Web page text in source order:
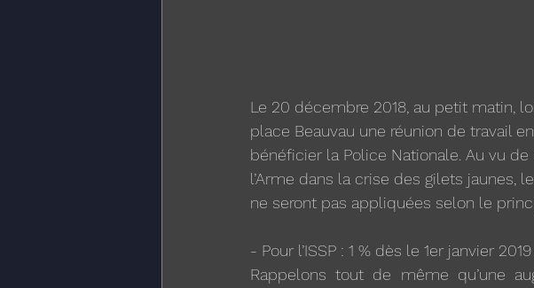
Le 20 décembre 2018, au petit matin,
place Beauvau une réunion de travail
bénéficier la Police Nationale. Au vu
l’Arme dans la crise des gilets jaunes,
ne seront pas appliquées selon le
- Pour l’ISSP : 1 % dès le 1er janvier
Rappelons tout de même qu’une